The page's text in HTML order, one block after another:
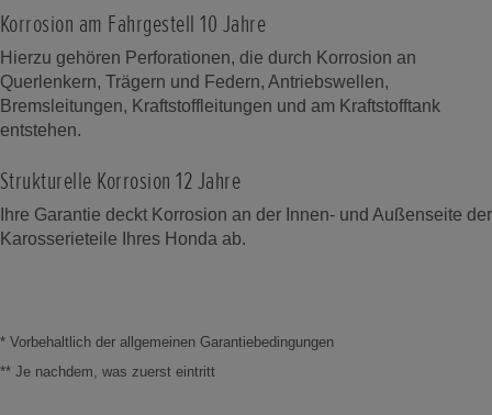
Korrosion am Fahrgestell 10 Jahre
Hierzu gehören Perforationen, die durch Korrosion an
Querlenkern, Trägern und Federn, Antriebswellen,
Bremsleitungen, Kraftstoffleitungen und am Kraftstofftank
entstehen.
Strukturelle Korrosion 12 Jahre
Ihre Garantie deckt Korrosion an der Innen- und Außenseite der
Karosserieteile Ihres Honda ab.
* Vorbehaltlich der allgemeinen Garantiebedingungen
** Je nachdem, was zuerst eintritt